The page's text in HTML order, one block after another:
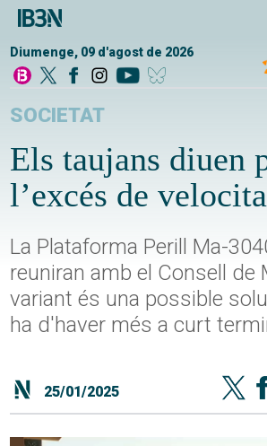
Diumenge, 09 d'agost de 2026
SOCIETAT
Els taujans diuen
l’excés de
La Plataforma Perill Ma-
reuniran amb el Consell de
variant és una possible
ha d'haver més a curt
25/01/2025